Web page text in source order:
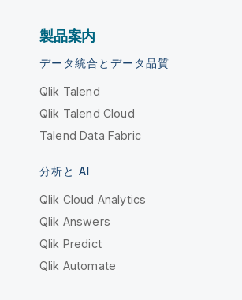
製品案内
データ統合とデータ品質
Qlik Talend
Qlik Talend Cloud
Talend Data Fabric
分析と AI
Qlik Cloud Analytics
Qlik Answers
Qlik Predict
Qlik Automate